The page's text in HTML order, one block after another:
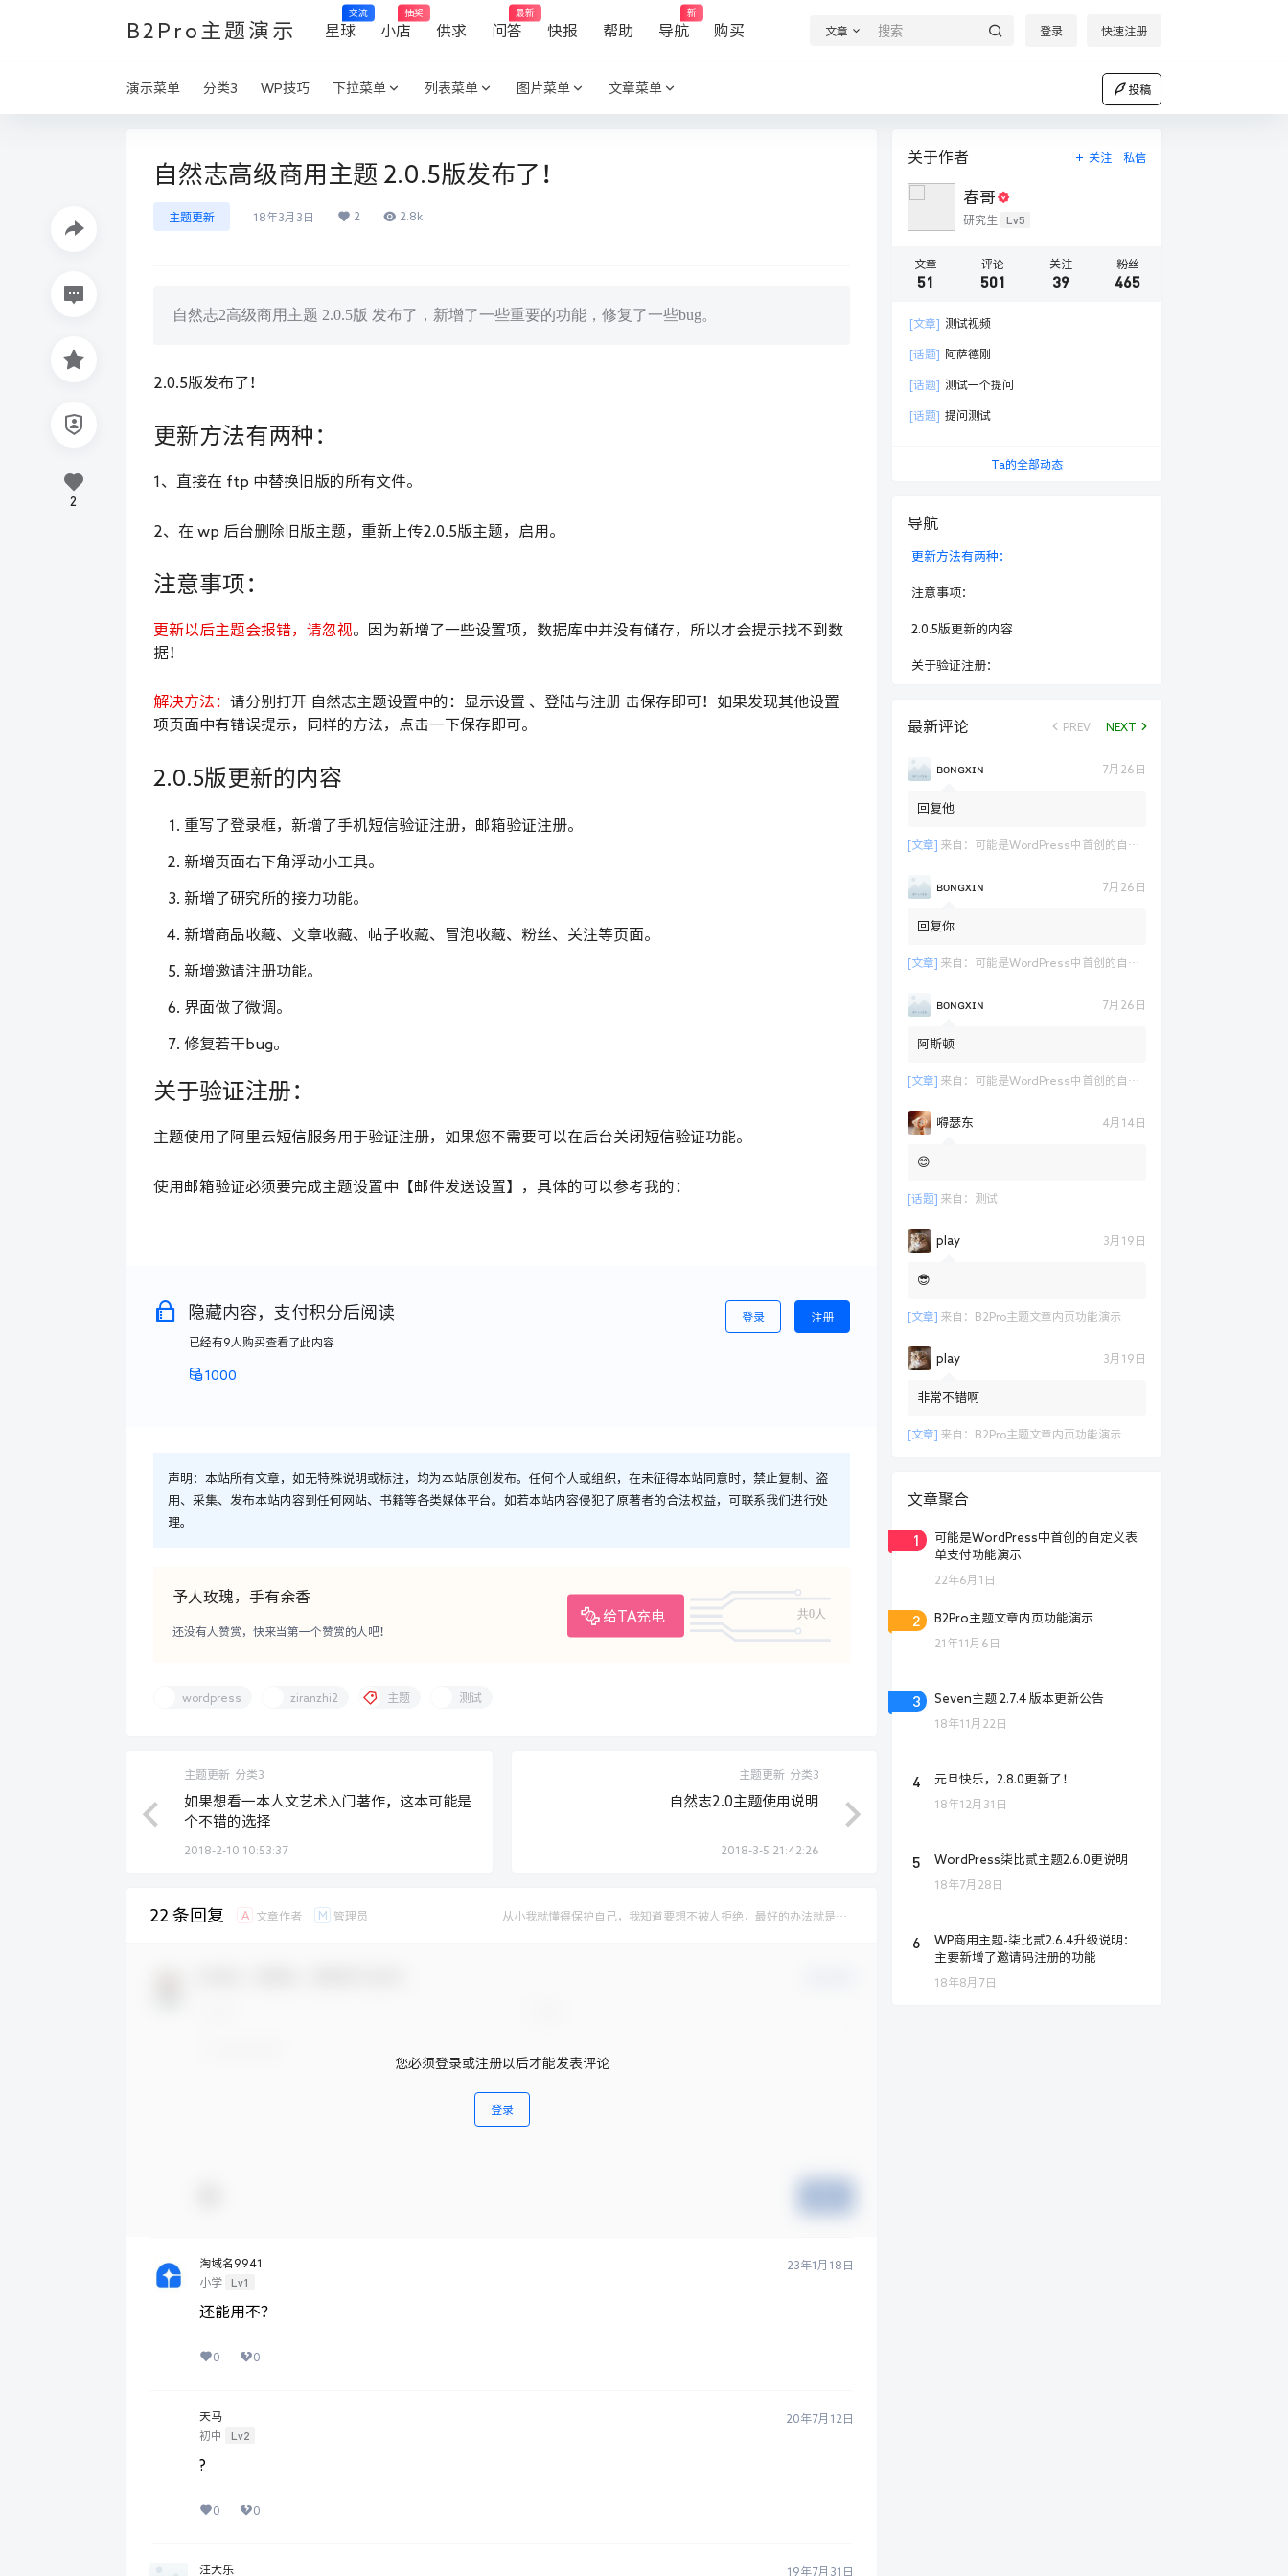
B2Pro主题演示 星球
交流
小店
抽奖
供求 问答
最新
快报 帮助 导航
新
购买 文章 登录 快速注册
演示菜单 分类3 WP技巧 下拉菜单 列表菜单 图片菜单 文章菜单 投稿
自然志高级商用主题 2.0.5版发布了！
主题更新 18年3月3日 2 2.8k
自然志2高级商用主题 2.0.5版 发布了，新增了一些重要的功能，修复了一些bug。
2.0.5版发布了！
更新方法有两种：
1、直接在 ftp 中替换旧版的所有文件。
2、在 wp 后台删除旧版主题，重新上传2.0.5版主题，启用。
注意事项：
更新以后主题会报错，请忽视。因为新增了一些设置项，数据库中并没有储存，所以才会提示找不到数
据！
解决方法： 请分别打开 自然志主题设置中的：显示设置 、登陆与注册 击保存即可！如果发现其他设置
项页面中有错误提示，同样的方法，点击一下保存即可。
2.0.5版更新的内容
重写了登录框，新增了手机短信验证注册，邮箱验证注册。
新增页面右下角浮动小工具。
新增了研究所的接力功能。
新增商品收藏、文章收藏、帖子收藏、冒泡收藏、粉丝、关注等页面。
新增邀请注册功能。
界面做了微调。
修复若干bug。
关于验证注册：
主题使用了阿里云短信服务用于验证注册，如果您不需要可以在后台关闭短信验证功能。
使用邮箱验证必须要完成主题设置中【邮件发送设置】，具体的可以参考我的：
隐藏内容，支付积分后阅读
已经有9 人购买查看了此内容
1000
登录 注册
声明： 本站所有文章，如无特殊说明或标注，均为本站原创发布。任何个人或组织，在未征得本站同意时，禁止复制、盗
用、采集、发布本站内容到任何网站、书籍等各类媒体平台。如若本站内容侵犯了原著者的合法权益，可联系我们进行处
理。
予人玫瑰，手有余香
给TA充电 共0人
还没有人赞赏，快来当第一个赞赏的人吧！
2
wordpress ziranzhi2 主题 测试
主题更新 分类3
如果想看一本人文艺术入门著作，这本可能是
个不错的选择
2018-2-10 10:53:37
主题更新 分类3
自然志2.0主题使用说明
2018-3-5 21:42:26
22 条回复 A 文章作者 M 管理员
从小我就懂得保护自己，我知道要想不被人拒绝，最好的办法就是先
您必须登录或注册以后才能发表评论
登录
淘域名9941
小学
Lv1
23年1月18日
还能用不？
0 0
天马
初中
Lv2
20年7月12日
?
0 0
汪大乐
19年7月31日
关于作者 关注 私信
春哥
研究生 Lv5
文章
51
评论
501
关注
39
粉丝
465
[文章] 测试视频
[话题] 阿萨德刚
[话题] 测试一个提问
[话题] 提问测试
Ta的全部动态
导航
更新方法有两种：
注意事项：
2.0.5版更新的内容
关于验证注册：
最新评论 PREV NEXT
ʙᴏɴɢxɪɴ 7月26日
回复他
[文章] 来自： 可能是WordPress中首创的自定义表单支付功能演示
ʙᴏɴɢxɪɴ 7月26日
回复你
[文章] 来自： 可能是WordPress中首创的自定义表单支付功能演示
ʙᴏɴɢxɪɴ 7月26日
阿斯顿
[文章] 来自： 可能是WordPress中首创的自定义表单支付功能演示
嘚瑟东 4月14日
😊
[话题] 来自： 测试
play 3月19日
😎
[文章] 来自： B2Pro主题文章内页功能演示
play 3月19日
非常不错啊
[文章] 来自： B2Pro主题文章内页功能演示
文章聚合
1
可能是WordPress中首创的自定义表
单支付功能演示
22年6月1日
2 B2Pro主题文章内页功能演示
21年11月6日
3 Seven主题 2.7.4 版本更新公告
18年11月22日
4 元旦快乐，2.8.0更新了！
18年12月31日
5 WordPress柒比贰主题2.6.0更说明
18年7月28日
6
WP商用主题-柒比贰2.6.4升级说明：
主要新增了邀请码注册的功能
18年8月7日